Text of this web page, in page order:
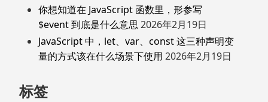
你想知道在 JavaScript 函数里，形参写
$event 到底是什么意思 2026年2月19日
JavaScript 中，let、var、const 这三种声明变
量的方式该在什么场景下使用 2026年2月19日
标签